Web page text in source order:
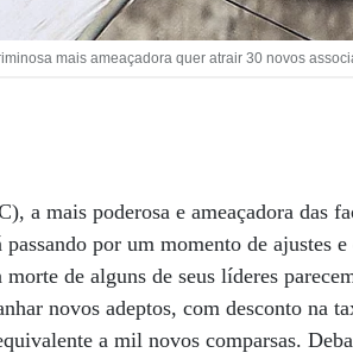
mais ameaçadora quer atrair 30 novos
a mais poderosa e ameaçadora das
por um momento de ajustes
de alguns de seus líderes
novos adeptos, com desconto na
a mil novos comparsas.